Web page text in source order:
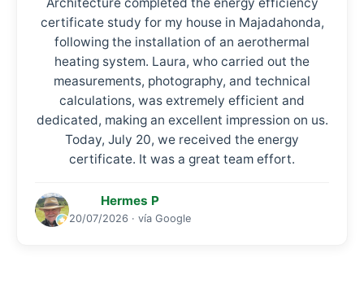
certificate study for my house in Majadahonda,
following the installation of an aerothermal
heating system. Laura, who carried out the
measurements, photography, and technical
calculations, was extremely efficient and
dedicated, making an excellent impression on us.
Today, July 20, we received the energy
certificate. It was a great team effort.
Hermes P
20/07/2026 · vía Google